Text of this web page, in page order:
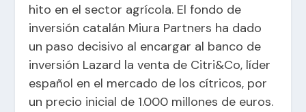
hito en el sector agrícola. El fondo de
inversión catalán Miura Partners ha dado
un paso decisivo al encargar al banco de
inversión Lazard la venta de Citri&Co, líder
español en el mercado de los cítricos, por
un precio inicial de 1.000 millones de euros.